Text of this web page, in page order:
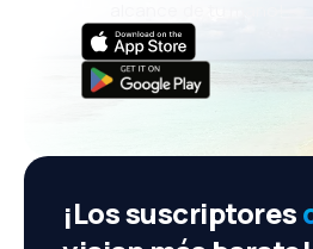
¡Los suscriptores